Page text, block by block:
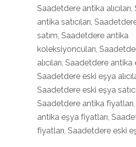
Saadetdere antika
antika satıcıları,
satım, Saadetdere antika
koleksiyoncuları,
alıcıları, Saadetdere antika
Saadetdere eski eşya
Saadetdere eski eşya
Saadetdere antika
antika eşya fiyatları,
fiyatları, Saadetdere eski